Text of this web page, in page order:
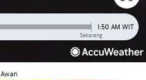
Sekarang
1:50 AM WIT
Awan